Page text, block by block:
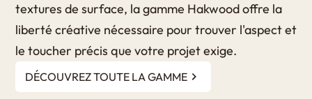
textures de surface, la gamme Hakwood offre la
liberté créative nécessaire pour trouver l'aspect et
le toucher précis que votre projet exige.
DÉCOUVREZ TOUTE LA GAMME